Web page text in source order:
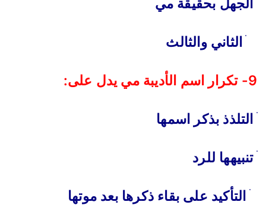
ׄ الثاني والثالث
9- تكرار اسم الأديبة مي يدل على:
ׄ التلذذ بذكر اسمها
ׄ تنبيهها للرد
ׄ التأكيد على بقاء ذكرها بعد موتها